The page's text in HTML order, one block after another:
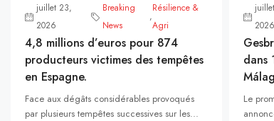
juillet 23,
2026
Breaking
News
,
Résilience &
Agri
4,8 millions d’euros pour 874
producteurs victimes des tempêtes
en Espagne.
Face aux dégâts considérables provoqués
par plusieurs tempêtes successives sur les...
2026
dans
Le